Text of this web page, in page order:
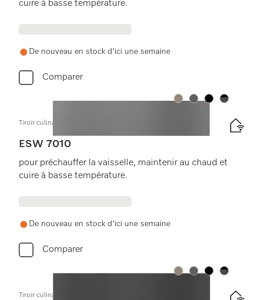
cuire à basse température.
De nouveau en stock d'ici une semaine
Comparer
Couleurs
Couleurs
CouleursCouleurs
Tiroir culinaire sans poignée, hauteur 14 cm
ESW 7010
pour préchauffer la vaisselle, maintenir au chaud et
cuire à basse température.
De nouveau en stock d'ici une semaine
Comparer
Couleurs
Couleurs
CouleursCouleurs
Tiroir culinaire sans poignée, hauteur 14 cm